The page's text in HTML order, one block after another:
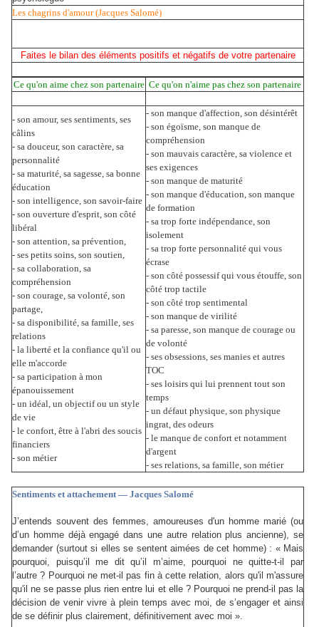
Les chagrins d'amour (Jacques Salomé)
Faites le bilan des éléments positifs et négatifs de votre partenaire
Ce qu'on aime chez son partenaire Ce qu'on n'aime pas chez son partenaire
- son amour, ses sentiments, ses
câlins
- sa douceur, son caractère, sa
personnalité
- sa maturité, sa sagesse, sa bonne
éducation
- son intelligence, son savoir-faire
- son ouverture d'esprit, son côté
libéral
- son attention, sa prévention,
- ses petits soins, son soutien,
- sa collaboration, sa
compréhension
- son courage, sa volonté, son
partage,
- sa disponibilité, sa famille, ses
relations
- la liberté et la confiance qu'il ou
elle m'accorde
- sa participation à mon
épanouissement
- un idéal, un objectif ou un style
de vie
- le confort, être à l'abri des soucis
financiers
- son métier
- son manque d'affection, son désintérêt
- son égoïsme, son manque de
compréhension
- son mauvais caractère, sa violence et
ses exigences
- son manque de maturité
- son manque d'éducation, son manque
de formation
- sa trop forte indépendance, son
isolement
- sa trop forte personnalité qui vous
écrase
- son côté possessif qui vous étouffe, son
côté trop tactile
- son côté trop sentimental
- son manque de virilité
- sa paresse, son manque de courage ou
de volonté
- ses obsessions, ses manies et autres
TOC
- ses loisirs qui lui prennent tout son
temps
- un défaut physique, son physique
ingrat, des odeurs
- le manque de confort et notamment
d'argent
- ses relations, sa famille, son métier
Sentiments et attachement — Jacques Salomé
J’entends souvent des femmes, amoureuses d'un homme marié (ou
d’un homme déjà engagé dans une autre relation plus ancienne), se
demander (surtout si elles se sentent aimées de cet homme) : « Mais
pourquoi, puisqu’il me dit qu’il m’aime, pourquoi ne quitte-t-il par
l’autre ? Pourquoi ne met-il pas fin à cette relation, alors qu'il m'assure
qu'il ne se passe plus rien entre lui et elle ? Pourquoi ne prend-il pas la
décision de venir vivre à plein temps avec moi, de s’engager et ainsi
de se définir plus clairement, définitivement avec moi ».